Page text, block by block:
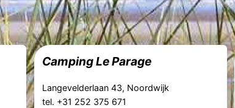
Camping Le Parage
Langevelderlaan 43, Noordwijk
tel. +31 252 375 671